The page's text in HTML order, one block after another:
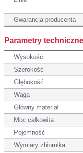
Gwarancja producenta
Parametry techniczne
Wysokość
Szerokość
Głębokość
Waga
Główny materiał
Moc całkowita
Pojemność
Wymiary zbiornika